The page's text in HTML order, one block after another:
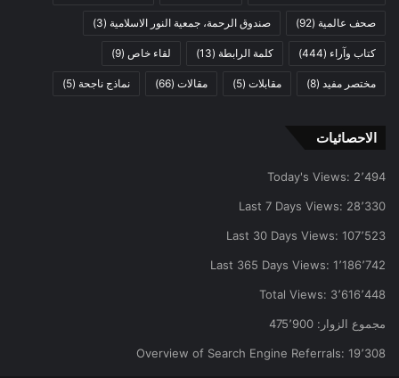
صحف عالمية (92) صندوق الرحمة، جمعية النور الاسلامية (3)
كتاب وآراء (444) كلمة الرابطة (13) لقاء خاص (9)
مختصر مفيد (8) مقابلات (5) مقالات (66) نماذج ناجحة (5)
الاحصائيات
Today's Views: 2٬494
Last 7 Days Views: 28٬330
Last 30 Days Views: 107٬523
Last 365 Days Views: 1٬186٬742
Total Views: 3٬616٬448
مجموع الزوار: 475٬900
Overview of Search Engine Referrals: 19٬308